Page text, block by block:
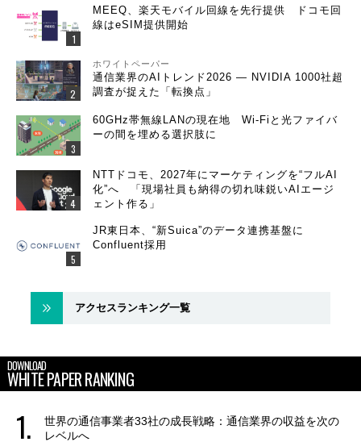
MEEQ、楽天モバイル回線を先行提供 ドコモ回
線はeSIM提供開始
ホワイトペーパー
通信業界のAIトレンド2026 ― NVIDIA 1000社超
調査が捉えた「転換点」
60GHz帯無線LANの現在地 Wi-Fiと光ファイバ
ーの間を埋める選択肢に
NTTドコモ、2027年にマーケティングを“フルAI
化”へ 「現場社員も納得の切れ味鋭いAIエージ
ェント作る」
JR東日本、“新Suica”のデータ連携基盤に
Confluent採用
アクセスランキング一覧
DOWNLOAD
WHITE PAPER RANKING
世界の通信事業者33社の成長戦略：通信業界の収益を次の
レベルへ